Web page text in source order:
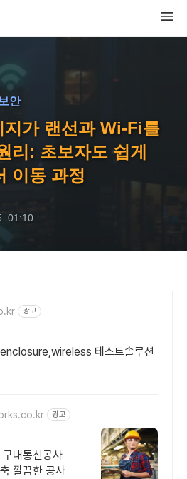
안
지가 랜선과 Wi-Fi를
리: 초보자도 쉽게
이동 과정
01:10
광고
테스트솔루션
광고
내통신공사
깔끔한 공사